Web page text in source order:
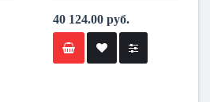
40 124.00 руб.